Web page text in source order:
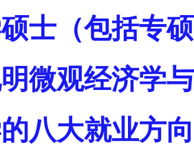
士（包括专
微观经济学
八大就业方